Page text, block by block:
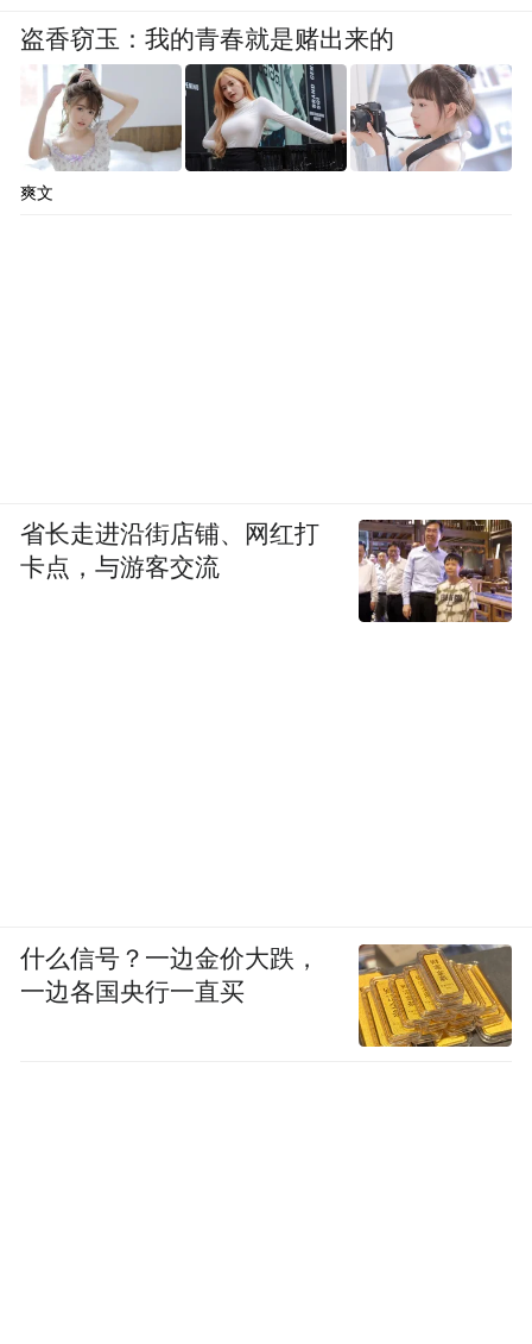
盗香窃玉：我的青春就是赌出来的
爽文
省长走进沿街店铺、网红打
卡点，与游客交流
什么信号？一边金价大跌，
一边各国央行一直买